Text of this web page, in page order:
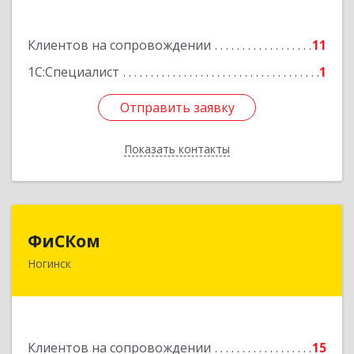
Клиентов на сопровождении
11
1С:Специалист
1
Отправить заявку
Показать контакты
Отправить заявку
Назад
ФиСКом
Ногинск
Клиентов на сопровождении 15